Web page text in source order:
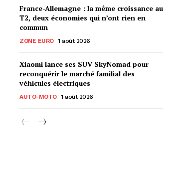
France-Allemagne : la même croissance au
T2, deux économies qui n’ont rien en
commun
ZONE EURO 1 août 2026
Xiaomi lance ses SUV SkyNomad pour
reconquérir le marché familial des
véhicules électriques
AUTO-MOTO 1 août 2026